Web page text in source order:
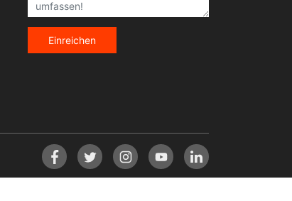
Einreichen